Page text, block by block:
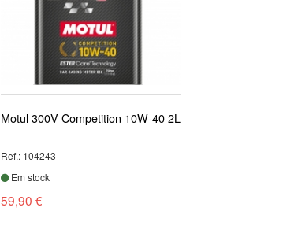
Motul 300V Competition 10W-40 2L
Ref.: 104243
Em stock
59,90 €